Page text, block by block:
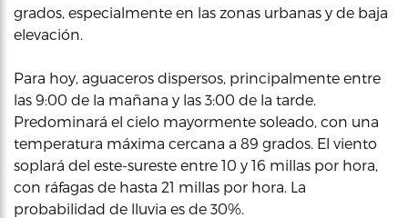
grados, especialmente en las zonas urbanas y de baja
elevación.
Para hoy, aguaceros dispersos, principalmente entre
las 9:00 de la mañana y las 3:00 de la tarde.
Predominará el cielo mayormente soleado, con una
temperatura máxima cercana a 89 grados. El viento
soplará del este-sureste entre 10 y 16 millas por hora,
con ráfagas de hasta 21 millas por hora. La
probabilidad de lluvia es de 30%.